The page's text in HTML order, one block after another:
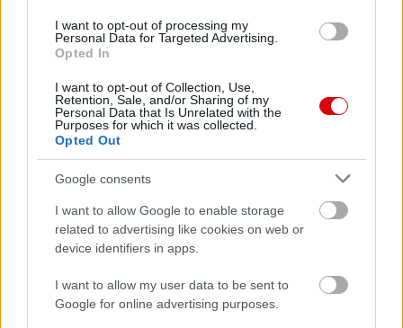
I want to opt-out of processing my
Personal Data for Targeted Advertising.
Opted In
I want to opt-out of Collection, Use,
Retention, Sale, and/or Sharing of my
Personal Data that Is Unrelated with the
Purposes for which it was collected.
Opted Out
Google consents
I want to allow Google to enable storage
related to advertising like cookies on web or
device identifiers in apps.
I want to allow my user data to be sent to
Google for online advertising purposes.
Meccs Center
Paris Saint-Germainvs
Manchester United
Felkészülési szezon 4. mérkőzés
Nya Ullevi, Göteborg